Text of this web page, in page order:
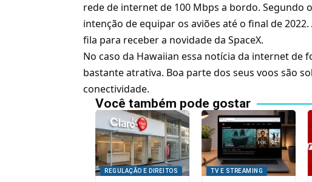
rede de internet de 100 Mbps a bordo. Segundo
intenção de equipar os aviões até o final de
fila para receber a novidade da SpaceX.
No caso da Hawaiian essa notícia da internet de
bastante atrativa. Boa parte dos seus voos são
conectividade.
Você também pode gostar
REGULAÇÃO E DIREITOS TV E STREAMING